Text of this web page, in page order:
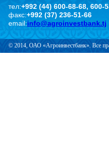
тел:+992 (44) 600-68-68, 600-
факс:+992 (37) 236-51-66
email:info@agroinvestbank.tj
© 2014, ОАО «Агроинвестбанк». Все